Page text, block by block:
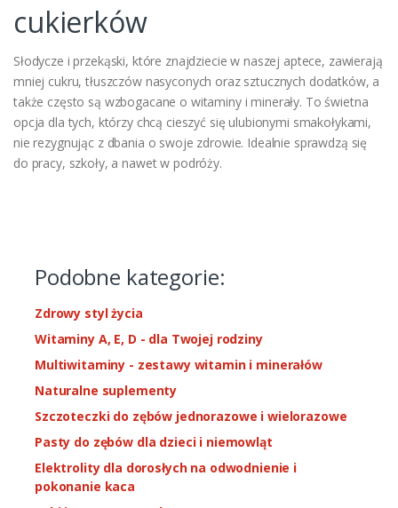
cukierków
Słodycze i przekąski, które znajdziecie w naszej aptece, zawierają
mniej cukru, tłuszczów nasyconych oraz sztucznych dodatków, a
także często są wzbogacane o witaminy i minerały. To świetna
opcja dla tych, którzy chcą cieszyć się ulubionymi smakołykami,
nie rezygnując z dbania o swoje zdrowie. Idealnie sprawdzą się
do pracy, szkoły, a nawet w podróży.
Podobne kategorie:
Zdrowy styl życia
Witaminy A, E, D - dla Twojej rodziny
Multiwitaminy - zestawy witamin i minerałów
Naturalne suplementy
Szczoteczki do zębów jednorazowe i wielorazowe
Pasty do zębów dla dzieci i niemowląt
Elektrolity dla dorosłych na odwodnienie i
pokonanie kaca